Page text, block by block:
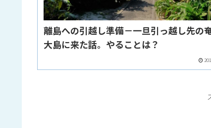
離島への引越し準備－一旦引っ越し先の
大島に来た話。やることは？